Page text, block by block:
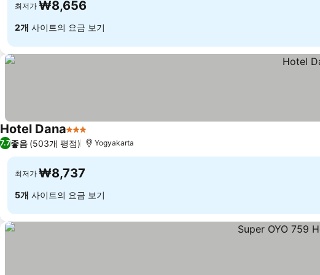
최저가 ₩8,656
2개 사이트의 요금 보기
Hotel Dana3 성급
7.7좋음 (503개 평점) Yogyakarta
최저가 ₩8,737
5개 사이트의 요금 보기